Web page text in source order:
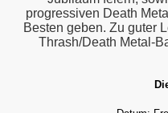
progressiven Death
Besten geben. Zu guter
Thrash/Death Metal-